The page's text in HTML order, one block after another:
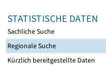
STATISTISCHE DATEN
Sachliche Suche
Regionale Suche
Kürzlich bereitgestellte Daten